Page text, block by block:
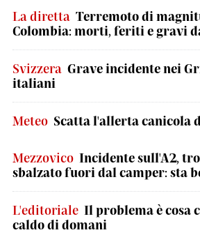
La diretta Terremoto di
Colombia: morti, feriti e gravi
Svizzera Grave incidente nei
italiani
Meteo Scatta l'allerta canicola
Mezzovico Incidente sull'A2,
sbalzato fuori dal camper: sta
L'editoriale Il problema è cosa
caldo di domani